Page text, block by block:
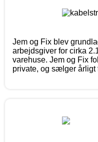
Jem og Fix blev
arbejdsgiver for cirka
varehuse. Jem og Fix
private, og sælger årligt